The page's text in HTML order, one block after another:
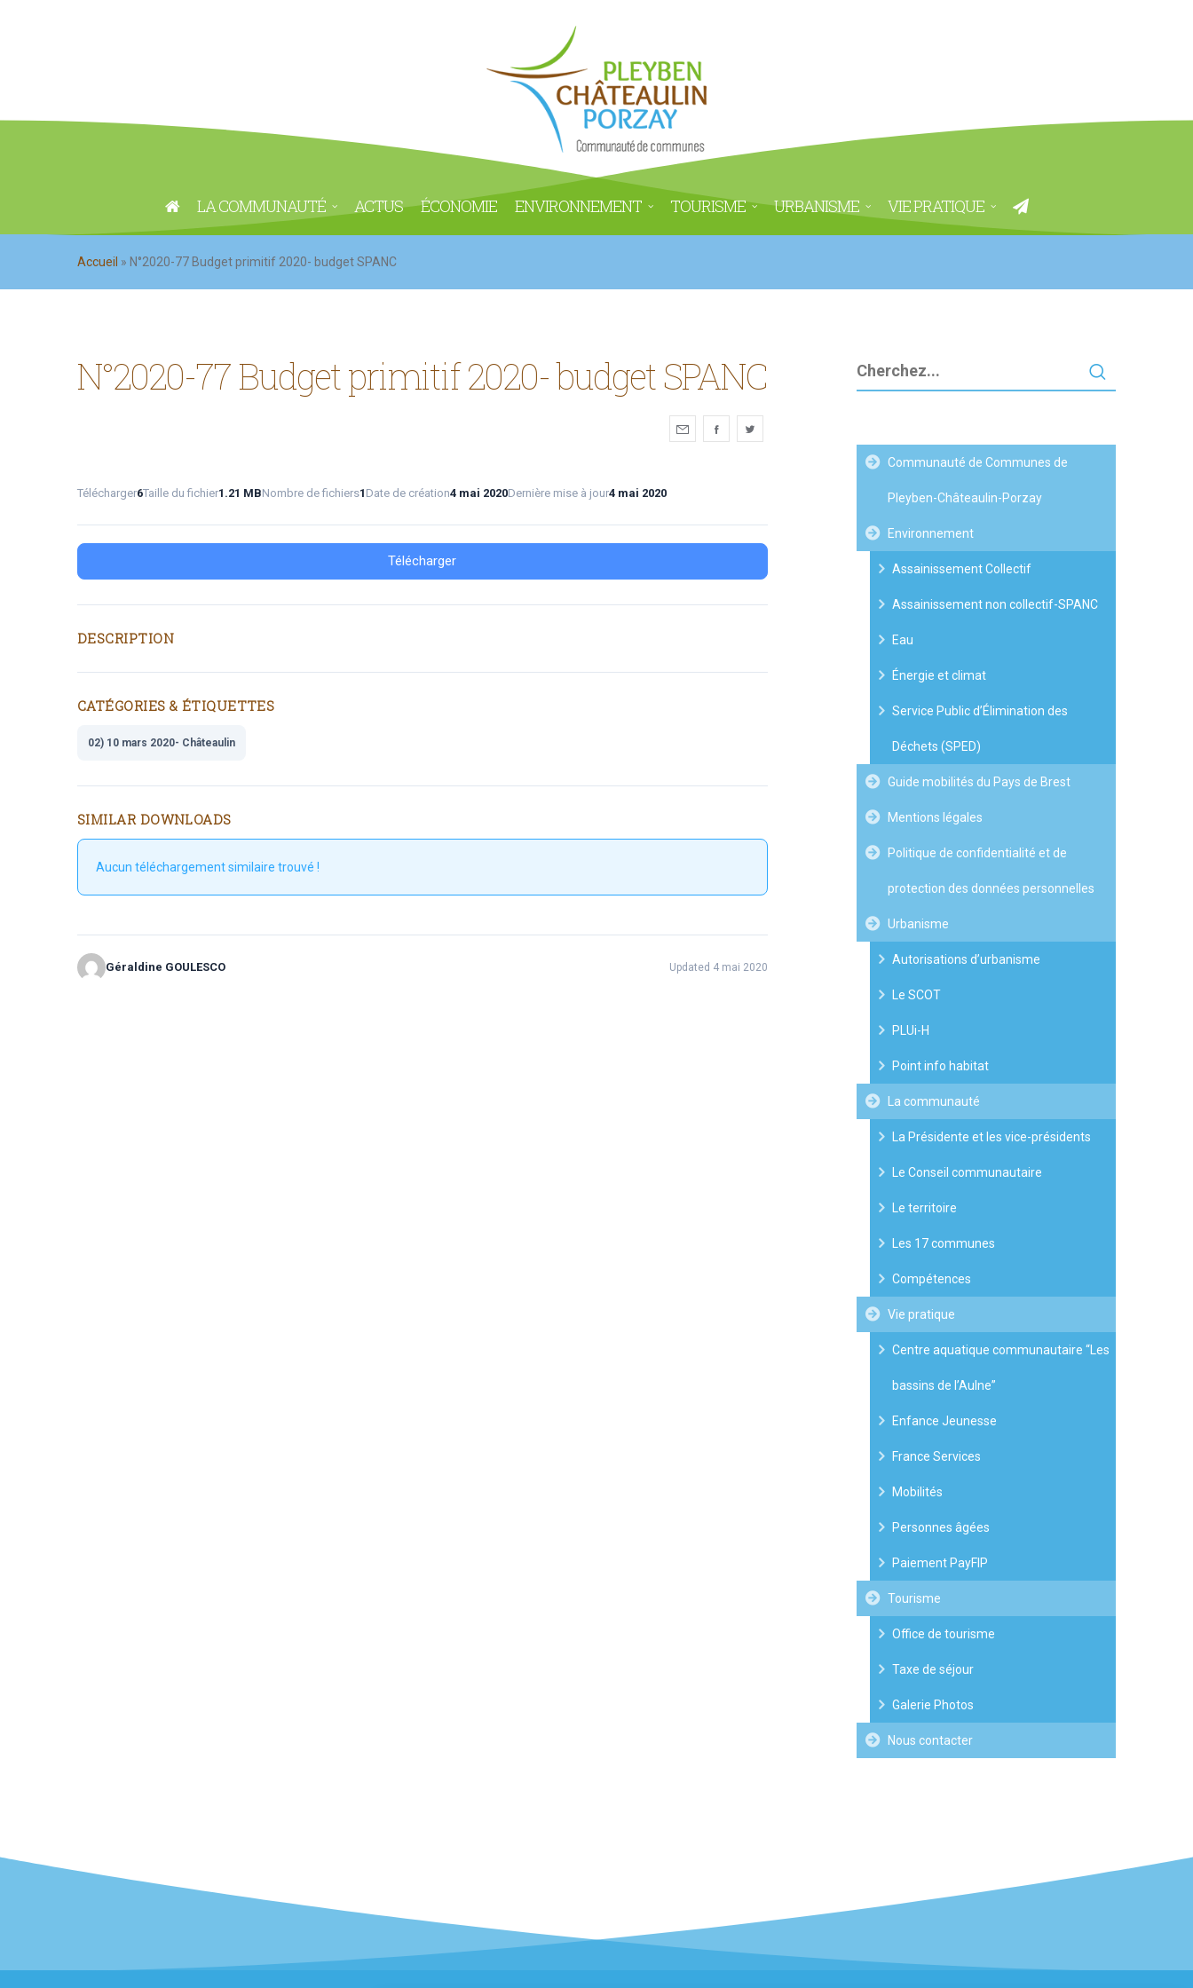
LA COMMUNAUTÉ ACTUS ÉCONOMIE ENVIRONNEMENT TOURISME URBANISME VIE PRATIQUE
Accueil » N°2020-77 Budget primitif 2020- budget SPANC
N°2020-77 Budget primitif 2020- budget SPANC
Télécharger6Taille du fichier1.21 MBNombre de fichiers1 Date de création4 mai 2020Dernière mise à jour4 mai 2020
Télécharger
DESCRIPTION
CATÉGORIES & ÉTIQUETTES
02) 10 mars 2020- Châteaulin
SIMILAR DOWNLOADS
Aucun téléchargement similaire trouvé !
Géraldine GOULESCO Updated 4 mai 2020
Communauté de Communes de
Pleyben-Châteaulin-Porzay
Environnement
Assainissement Collectif
Assainissement non collectif-SPANC
Eau
Énergie et climat
Service Public d’Élimination des
Déchets (SPED)
Guide mobilités du Pays de Brest
Mentions légales
Politique de confidentialité et de
protection des données personnelles
Urbanisme
Autorisations d’urbanisme
Le SCOT
PLUi-H
Point info habitat
La communauté
La Présidente et les vice-présidents
Le Conseil communautaire
Le territoire
Les 17 communes
Compétences
Vie pratique
Centre aquatique communautaire “Les
bassins de l’Aulne”
Enfance Jeunesse
France Services
Mobilités
Personnes âgées
Paiement PayFIP
Tourisme
Office de tourisme
Taxe de séjour
Galerie Photos
Nous contacter